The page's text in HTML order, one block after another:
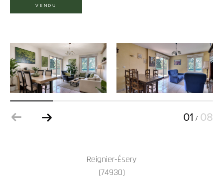
VENDU
01 / 08
Reignier-Ésery
(74930)